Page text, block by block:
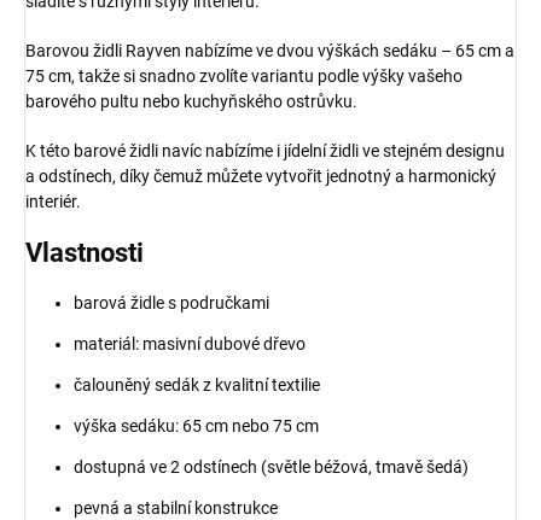
Barovou židli Rayven nabízíme ve dvou výškách sedáku – 65 cm a
75 cm, takže si snadno zvolíte variantu podle výšky vašeho
barového pultu nebo kuchyňského ostrůvku.
K této barové židli navíc nabízíme i jídelní židli ve stejném designu
a odstínech, díky čemuž můžete vytvořit jednotný a harmonický
interiér.
Vlastnosti
barová židle s područkami
materiál: masivní dubové dřevo
čalouněný sedák z kvalitní textilie
výška sedáku: 65 cm nebo 75 cm
dostupná ve 2 odstínech (světle béžová, tmavě šedá)
pevná a stabilní konstrukce